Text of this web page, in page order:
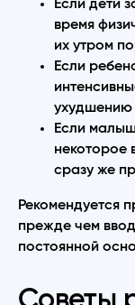
Если дети
время
их утром
Если
ухудшению
Если
некоторое
сразу же
Рекомендуется
прежде чем
постоянной